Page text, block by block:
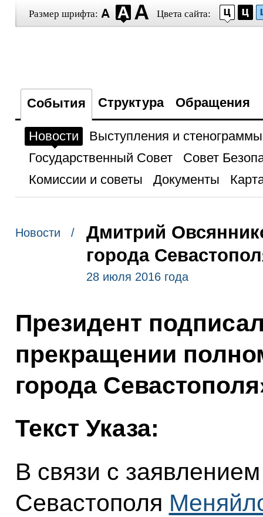
Размер шрифта: Цвета сайта:
События Структура Обращения
Новости
Выступления и стенограммы
Государственный Совет
Совет
Комиссии и советы
Документы
Новости /
Дмитрий
города
28 июля 2016 года
Президент
прекращении
города
Текст Указа:
В связи с
Севастополя